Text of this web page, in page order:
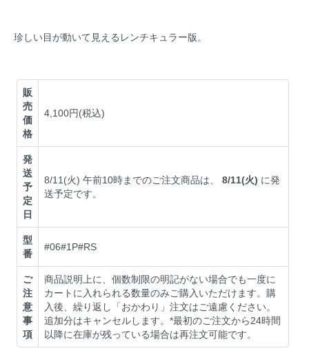
珍しい目が動いて見えるレンチキュラー版。
販
売
価
格
4,100円(税込)
発
送
予
定
日
8/11(火) 午前10時までのご注文商品は、8/11(火) に発
送予定です。
型
番
#06#1P#RS
ご
注
意
事
項
商品説明上に、個数制限の明記がない場合でも一度に
カートに入れられる数量のみご購入いただけます。購
入後、繰り返し「おかわり」注文はご遠慮ください。
追加分はキャンセルします。*最初のご注文から24時間
以降に在庫が残っている場合は再注文可能です。